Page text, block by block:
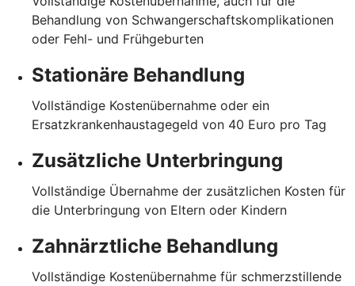
Behandlung von Schwangerschaftskomplikationen
oder Fehl- und Frühgeburten
Stationäre Behandlung
Vollständige Kostenübernahme oder ein
Ersatzkrankenhaustagegeld von 40 Euro pro Tag
Zusätzliche Unterbringung
Vollständige Übernahme der zusätzlichen Kosten für
die Unterbringung von Eltern oder Kindern
Zahnärztliche Behandlung
Vollständige Kostenübernahme für schmerzstillende